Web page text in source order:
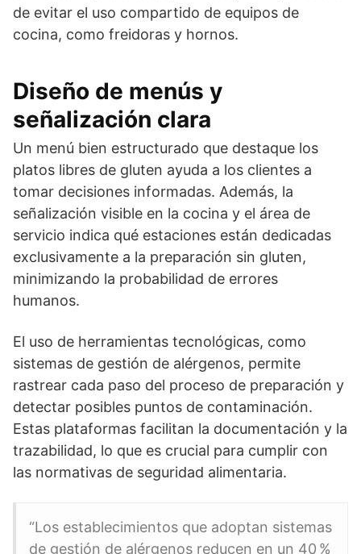
de evitar el uso compartido de equipos de
cocina, como freidoras y hornos.
Diseño de menús y
señalización clara
Un menú bien estructurado que destaque los
platos libres de gluten ayuda a los clientes a
tomar decisiones informadas. Además, la
señalización visible en la cocina y el área de
servicio indica qué estaciones están dedicadas
exclusivamente a la preparación sin gluten,
minimizando la probabilidad de errores
humanos.
El uso de herramientas tecnológicas, como
sistemas de gestión de alérgenos, permite
rastrear cada paso del proceso de preparación y
detectar posibles puntos de contaminación.
Estas plataformas facilitan la documentación y la
trazabilidad, lo que es crucial para cumplir con
las normativas de seguridad alimentaria.
“Los establecimientos que adoptan sistemas
de gestión de alérgenos reducen en un 40 %